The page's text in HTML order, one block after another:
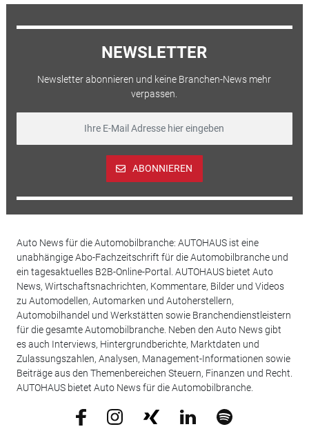
NEWSLETTER
Newsletter abonnieren und keine Branchen-News mehr
verpassen.
ABONNIEREN
Auto News für die Automobilbranche: AUTOHAUS ist eine
unabhängige Abo-Fachzeitschrift für die Automobilbranche und
ein tagesaktuelles B2B-Online-Portal. AUTOHAUS bietet Auto
News, Wirtschaftsnachrichten, Kommentare, Bilder und Videos
zu Automodellen, Automarken und Autoherstellern,
Automobilhandel und Werkstätten sowie Branchendienstleistern
für die gesamte Automobilbranche. Neben den Auto News gibt
es auch Interviews, Hintergrundberichte, Marktdaten und
Zulassungszahlen, Analysen, Management-Informationen sowie
Beiträge aus den Themenbereichen Steuern, Finanzen und Recht.
AUTOHAUS bietet Auto News für die Automobilbranche.